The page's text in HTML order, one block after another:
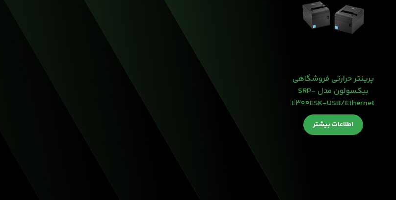
پرینتر حرارتی فروشگاهی
بیکسولون مدل SRP-
E300ESK-USB/Ethernet
اطلاعات بیشتر